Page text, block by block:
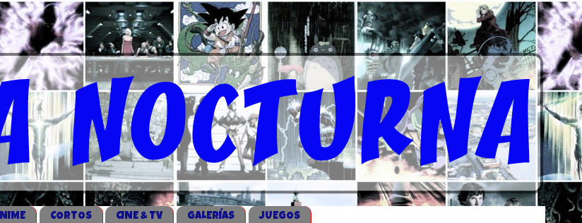
CORTOS CINE & TV GALERÍAS JUEGOS